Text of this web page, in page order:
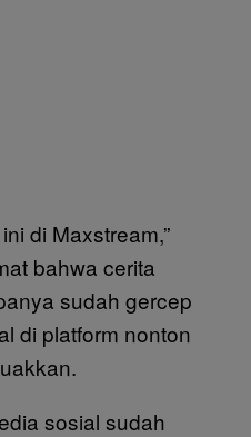
di Maxstream,”
bahwa cerita
sudah gercep
di platform nonton
sosial sudah